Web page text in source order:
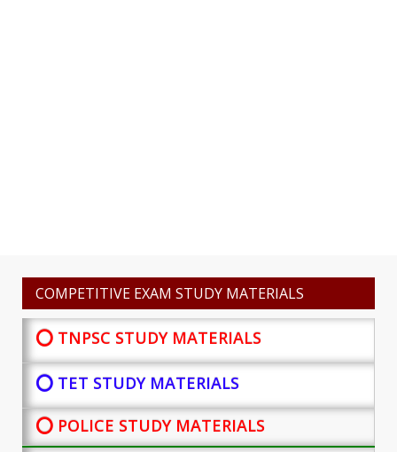
COMPETITIVE EXAM STUDY MATERIALS
⭕ TNPSC STUDY MATERIALS
⭕ TET STUDY MATERIALS
⭕ POLICE STUDY MATERIALS